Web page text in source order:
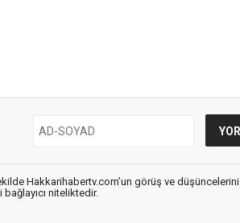
Hakkarihabertv.com’un görüş ve düşüncelerini
bağlayıcı niteliktedir.